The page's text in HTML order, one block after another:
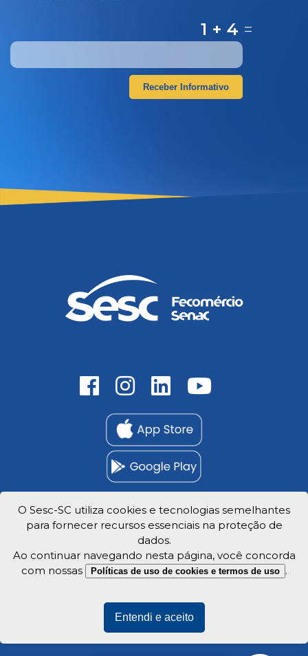
1 + 4 =
Receber Informativo
Trabalhe Conosco
Privacidade e dados
Veja o mapa do site
O Sesc-SC utiliza cookies e tecnologias semelhantes
para fornecer recursos essenciais na proteção de
dados.
Ao continuar navegando nesta página, você concorda
com nossas
Políticas de uso de cookies e termos de uso .
Entendi e aceito